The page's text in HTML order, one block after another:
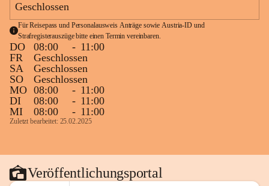
Geschlossen
Für Reisepass und Personalausweis Anträge sowie Austria-ID und
Strafregisterauszüge bitte einen Termin vereinbaren.
DO 08:00 - 11:00
FR
Geschlossen
SA
Geschlossen
SO
Geschlossen
MO 08:00 - 11:00
DI
08:00 - 11:00
MI
08:00 - 11:00
Zuletzt bearbeitet: 25.02.2025
Veröffentlichungsportal